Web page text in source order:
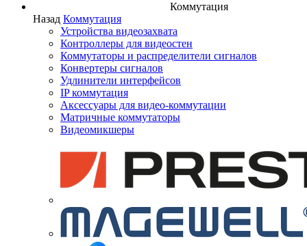
Коммутация
Назад Коммутация
Устройства видеозахвата
Контроллеры для видеостен
Коммутаторы и распределители сигналов
Конвертеры сигналов
Удлинители интерфейсов
IP коммутация
Аксессуары для видео-коммутации
Матричные коммутаторы
Видеомикшеры